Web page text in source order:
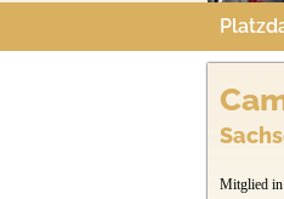
Mitglied in